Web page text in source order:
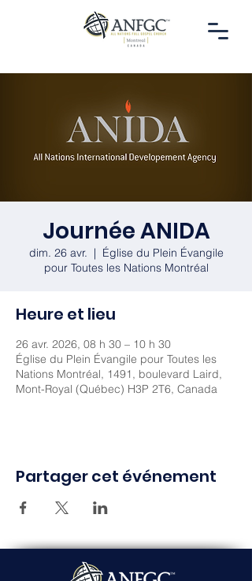
Journée ANIDA
dim. 26 avr.
  |
Église du Plein Évangile
pour Toutes les Nations Montréal
Heure et lieu
26 avr. 2026, 08 h 30 – 10 h 30
Église du Plein Évangile pour Toutes les
Nations Montréal, 1491, boulevard Laird,
Mont-Royal (Québec) H3P 2T6, Canada
Partager cet événement